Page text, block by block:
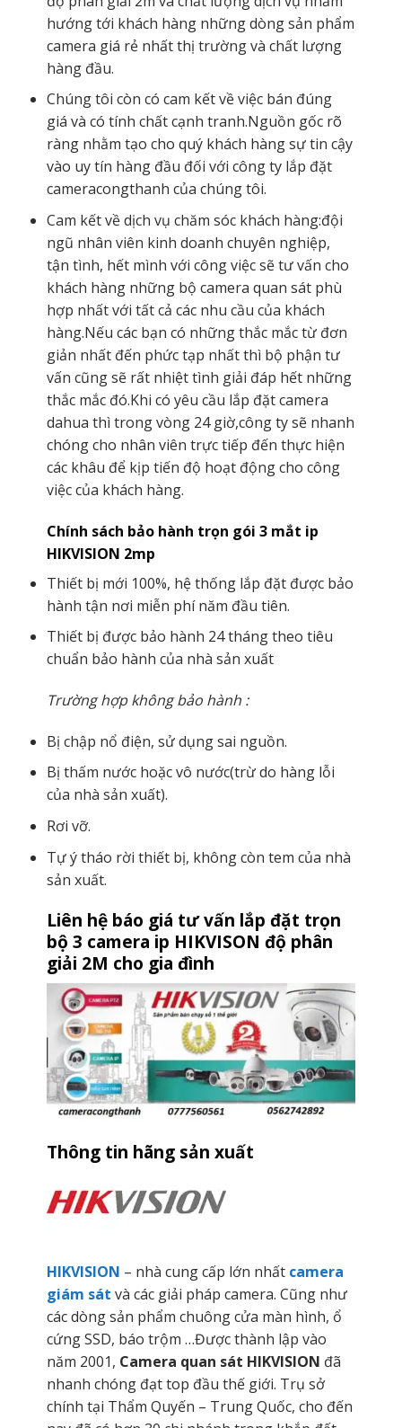
hướng tới khách hàng những dòng sản phẩm
camera giá rẻ nhất thị trường và chất lượng
hàng đầu.
Chúng tôi còn có cam kết về việc bán đúng
giá và có tính chất cạnh tranh.Nguồn gốc rõ
ràng nhằm tạo cho quý khách hàng sự tin cậy
vào uy tín hàng đầu đối với công ty lắp đặt
cameracongthanh của chúng tôi.
Cam kết về dịch vụ chăm sóc khách hàng:đội
ngũ nhân viên kinh doanh chuyên nghiệp,
tận tình, hết mình với công việc sẽ tư vấn cho
khách hàng những bộ camera quan sát phù
hợp nhất với tất cả các nhu cầu của khách
hàng.Nếu các bạn có những thắc mắc từ đơn
giản nhất đến phức tạp nhất thì bộ phận tư
vấn cũng sẽ rất nhiệt tình giải đáp hết những
thắc mắc đó.Khi có yêu cầu lắp đặt camera
dahua thì trong vòng 24 giờ,công ty sẽ nhanh
chóng cho nhân viên trực tiếp đến thực hiện
các khâu để kịp tiến độ hoạt động cho công
việc của khách hàng.
Chính sách bảo hành trọn gói 3 mắt ip
HIKVISION 2mp
Thiết bị mới 100%, hệ thống lắp đặt được bảo
hành tận nơi miễn phí năm đầu tiên.
Thiết bị được bảo hành 24 tháng theo tiêu
chuẩn bảo hành của nhà sản xuất
Trường hợp không bảo hành :
Bị chập nổ điện, sử dụng sai nguồn.
Bị thấm nước hoặc vô nước(trừ do hàng lỗi
của nhà sản xuất).
Rơi vỡ.
Tự ý tháo rời thiết bị, không còn tem của nhà
sản xuất.
Liên hệ báo giá tư vấn lắp đặt trọn
bộ 3 camera ip HIKVISON độ phân
giải 2M cho gia đình
Thông tin hãng sản xuất
HIKVISION – nhà cung cấp lớn nhất camera
giám sát và các giải pháp camera. Cũng như
các dòng sản phẩm chuông cửa màn hình, ổ
cứng SSD, báo trộm …Được thành lập vào
năm 2001, Camera quan sát HIKVISION đã
nhanh chóng đạt top đầu thế giới. Trụ sở
chính tại Thẩm Quyến – Trung Quốc, cho đến